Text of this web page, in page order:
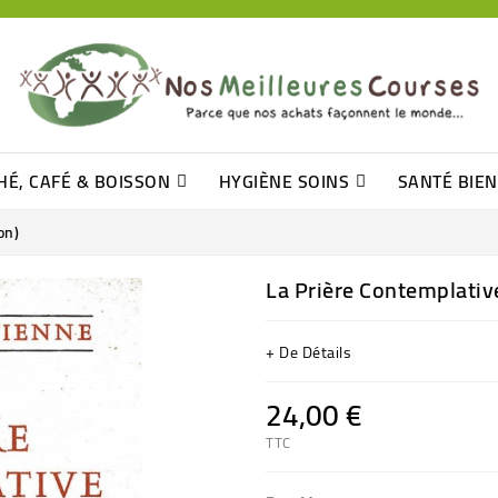
CAFÉ & BOISSON HYGIÈNE SOINS SANTÉ
La Prière
+ De Détails
24,00 €
TTC